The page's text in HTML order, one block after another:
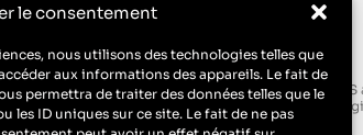
le consentement
nous utilisons des technologies telles que
aux informations des appareils. Le fait de
permettra de traiter des données telles que le
les ID uniques sur ce site. Le fait de ne pas
Dodo est l’agence de communication d’ECM, SAS
de formation : n° de Prestataire de Formation :